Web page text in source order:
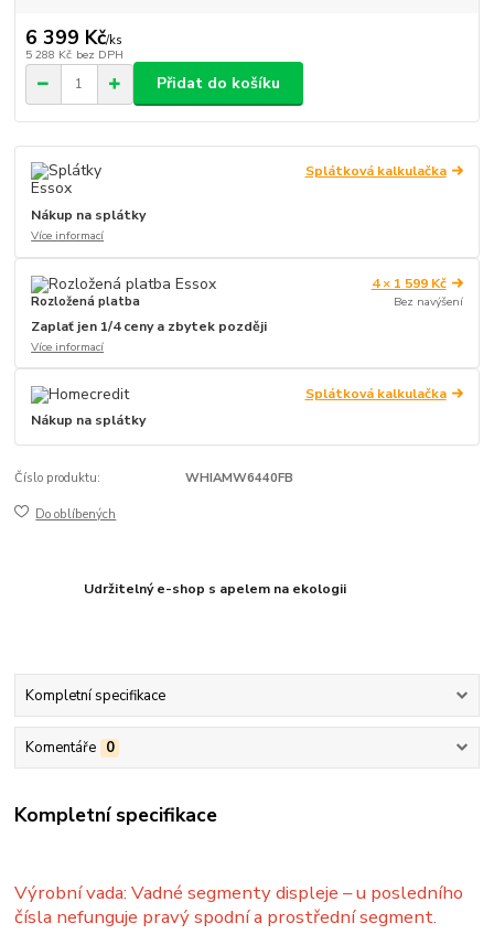
6 399 Kč/ks
5 288 Kč bez DPH
Přidat do košíku
Splátková kalkulačka
Nákup na splátky
Více informací
Rozložená platba
4 × 1 599 Kč
Bez navýšení
Zaplať jen 1/4 ceny a zbytek později
Více informací
Splátková kalkulačka
Nákup na splátky
Číslo produktu: WHIAMW6440FB
Do oblíbených
Udržitelný e-shop s apelem na ekologii
Kompletní specifikace
Komentáře 0
Kompletní specifikace
Výrobní vada: Vadné segmenty displeje – u posledního
čísla nefunguje pravý spodní a prostřední segment.